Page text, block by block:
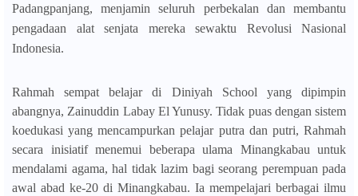
Padangpanjang, menjamin seluruh perbekalan dan membantu
pengadaan alat senjata mereka sewaktu Revolusi Nasional
Indonesia.
Rahmah sempat belajar di Diniyah School yang dipimpin
abangnya, Zainuddin Labay El Yunusy. Tidak puas dengan sistem
koedukasi yang mencampurkan pelajar putra dan putri, Rahmah
secara inisiatif menemui beberapa ulama Minangkabau untuk
mendalami agama, hal tidak lazim bagi seorang perempuan pada
awal abad ke-20 di Minangkabau. Ia mempelajari berbagai ilmu